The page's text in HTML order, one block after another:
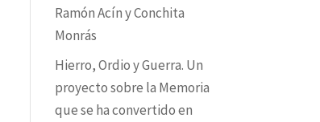
Ramón Acín y Conchita
Monrás
Hierro, Ordio y Guerra. Un
proyecto sobre la Memoria
que se ha convertido en